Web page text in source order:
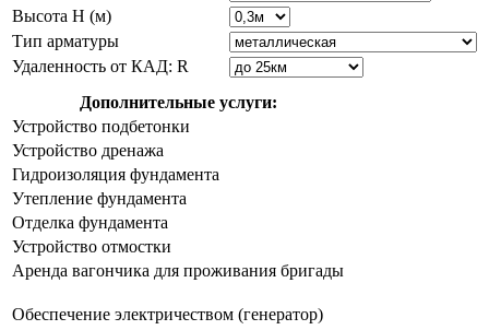
Высота H (м)
Тип арматуры
Удаленность от КАД: R
Дополнительные услуги:
Устройство подбетонки
Устройство дренажа
Гидроизоляция фундамента
Утепление фундамента
Отделка фундамента
Устройство отмостки
Аренда вагончика для проживания бригады
Обеспечение электричеством (генератор)